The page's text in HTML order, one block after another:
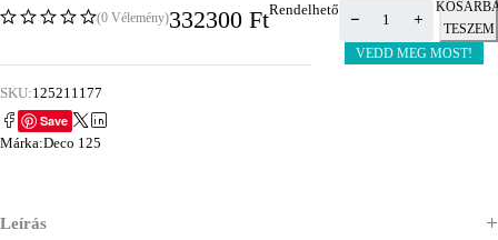
(0 Vélemény)332300 FtRendelhető
TESZEM
VEDD MEG MOST!
SKU:125211177
Save
Márka:Deco 125
Leírás